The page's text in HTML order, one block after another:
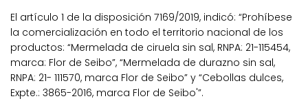
El artículo 1 de la disposición 7169/2019, indicó: “Prohíbese
la comercialización en todo el territorio nacional de los
productos: “Mermelada de ciruela sin sal, RNPA: 21-115454,
marca: Flor de Seibo”, “Mermelada de durazno sin sal,
RNPA: 21- 111570, marca Flor de Seibo” y “Cebollas dulces,
Expte.: 3865-2016, marca Flor de Seibo'”.